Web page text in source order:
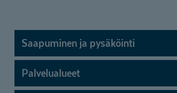
Saapuminen ja pysäköinti
Palvelualueet